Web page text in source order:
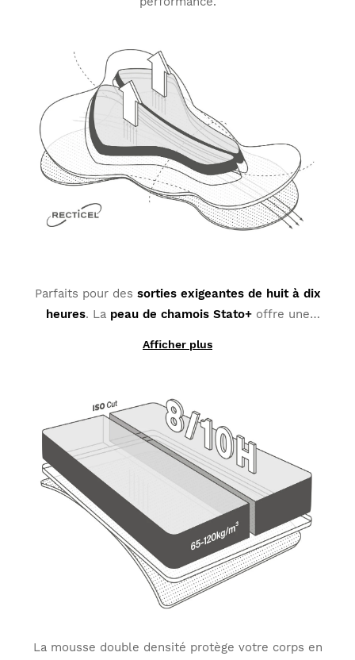
Remboursement à votre moyen de
Parfaits pour des sorties exigeantes de huit à dix
heures. La peau de chamois Stato+offre une
épaisseur favorise un ajustement anatomique
Afficher plus
La mousse double densité protège votre corps en